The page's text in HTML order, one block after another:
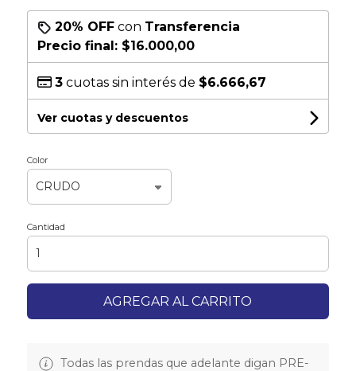
20% OFFcon Transferencia
Precio final: $16.000,00
3cuotas sin interés de $6.666,67
Ver cuotas y descuentos
Color
Cantidad
AGREGAR AL CARRITO
Todas las prendas que adelante digan PRE-